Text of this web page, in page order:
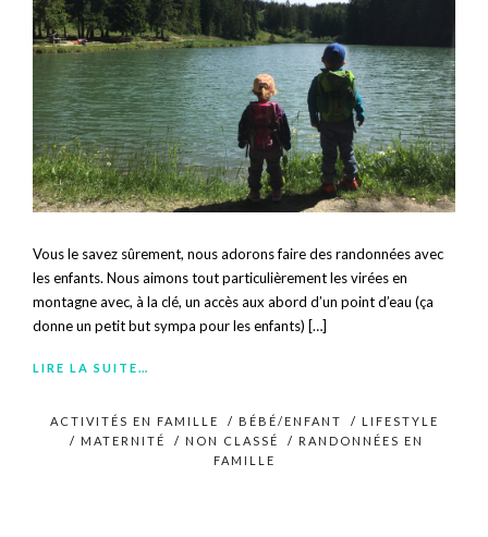
Vous le savez sûrement, nous adorons faire des randonnées avec
les enfants. Nous aimons tout particulièrement les virées en
montagne avec, à la clé, un accès aux abord d’un point d’eau (ça
donne un petit but sympa pour les enfants) […]
LIRE LA SUITE…
ACTIVITÉS EN FAMILLE / BÉBÉ/ENFANT / LIFESTYLE
/ MATERNITÉ / NON CLASSÉ / RANDONNÉES EN
FAMILLE